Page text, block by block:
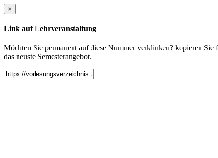
×
Link auf Lehrveranstaltung
Möchten Sie permanent auf diese Nummer verklinken? kopieren
das neuste Semesterangebot.